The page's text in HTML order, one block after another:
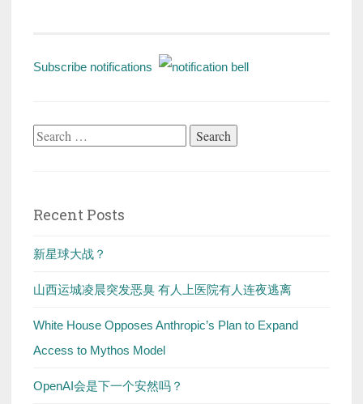
Subscribe notifications
Search
Recent Posts
新星球大战？
山西运城凌晨突发恶臭 有人上医院有人连夜逃离
White House Opposes Anthropic’s Plan to Expand
Access to Mythos Model
OpenAI会是下一个安然吗？